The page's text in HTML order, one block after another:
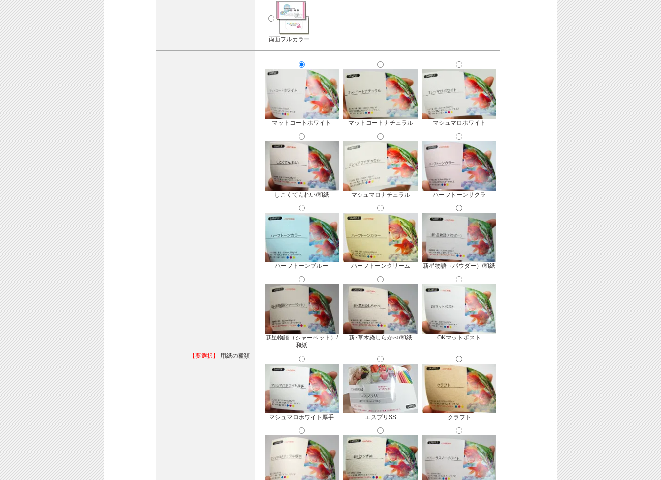
両面フルカラー
【要選択】 用紙の種類
マットコートホワイト マットコートナチュラル マシュマロホワイト
しこくてんれい/和紙 マシュマロナチュラル ハーフトーンサクラ
ハーフトーンブルー ハーフトーンクリーム 新星物語（パウダー）/和紙
新星物語（シャーベット）/
和紙
新･草木染しらかべ/和紙 OKマットポスト
マシュマロホワイト厚手 エスプリSS クラフト